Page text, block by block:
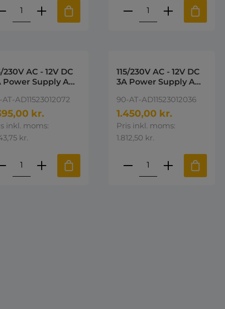
eller brug knapperne til at øge
den ønskede mængde eller
Indtast den
eller brug knapperne til at øge
den ønskede mængde eller
230V AC - 12V DC
Power Supply AD
supply 12V DC
AD11523012072
kr.
inkl. moms:
kr.
Indtast den
115/230V AC - 12V DC
3A Power Supply AD
Power supply 12V DC
90-AT-AD11523012036
1.450,00 kr.
Pris inkl. moms:
1.812,50 kr.